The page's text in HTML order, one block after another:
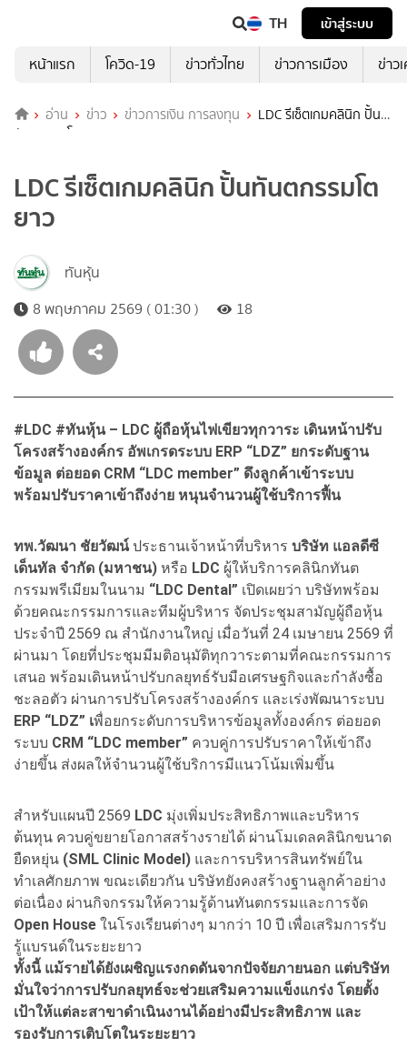
TH
เข้าสู่ระบบ
หน้าแรก
โควิด-19 ข่าวทั่วไทย ข่าวการเมือง ข่าว
อ่าน ข่าว ข่าวการเงิน การลงทุน
LDC รีเซ็ตเกมคลินิก ปั้น
ทันตกรรมโตยาว
LDC รีเซ็ตเกมคลินิก ปั้นทันตกรรมโต
ยาว
ทันหุ้น
8 พฤษภาคม 2569 ( 01:30 )
18
#LDC #ทันหุ้น – LDC ผู้ถือหุ้นไฟเขียวทุกวาระ เดินหน้าปรับ
โครงสร้างองค์กร อัพเกรดระบบ ERP “LDZ” ยกระดับฐาน
ข้อมูล ต่อยอด CRM “LDC member” ดึงลูกค้าเข้าระบบ
พร้อมปรับราคาเข้าถึงง่าย หนุนจำนวนผู้ใช้บริการฟื้น
ทพ.วัฒนา ชัยวัฒน์ประธานเจ้าหน้าที่บริหาร บริษัท แอลดีซี
เด็นทัล จำกัด (มหาชน) หรือ LDC ผู้ให้บริการคลินิกทันต
กรรมพรีเมียมในนาม “LDC Dental” เปิดเผยว่า บริษัทพร้อม
ด้วยคณะกรรมการและทีมผู้บริหาร จัดประชุมสามัญผู้ถือหุ้น
ประจำปี 2569 ณ สำนักงานใหญ่ เมื่อวันที่ 24 เมษายน 2569 ที่
ผ่านมา โดยที่ประชุมมีมติอนุมัติทุกวาระตามที่คณะกรรมการ
เสนอ พร้อมเดินหน้าปรับกลยุทธ์รับมือเศรษฐกิจและกำลังซื้อ
ชะลอตัว ผ่านการปรับโครงสร้างองค์กร และเร่งพัฒนาระบบ
ERP “LDZ” เพื่อยกระดับการบริหารข้อมูลทั้งองค์กร ต่อยอด
ระบบ CRM “LDC member” ควบคู่การปรับราคาให้เข้าถึง
ง่ายขึ้น ส่งผลให้จำนวนผู้ใช้บริการมีแนวโน้มเพิ่มขึ้น
สำหรับแผนปี 2569 LDC มุ่งเพิ่มประสิทธิภาพและบริหาร
ต้นทุน ควบคู่ขยายโอกาสสร้างรายได้ ผ่านโมเดลคลินิกขนาด
ยืดหยุ่น (SML Clinic Model) และการบริหารสินทรัพย์ใน
ทำเลศักยภาพ ขณะเดียวกัน บริษัทยังคงสร้างฐานลูกค้าอย่าง
ต่อเนื่อง ผ่านกิจกรรมให้ความรู้ด้านทันตกรรมและการจัด
Open House ในโรงเรียนต่างๆ มากว่า 10 ปี เพื่อเสริมการรับ
รู้แบรนด์ในระยะยาว
ทั้งนี้ แม้รายได้ยังเผชิญแรงกดดันจากปัจจัยภายนอก แต่บริษัท
มั่นใจว่าการปรับกลยุทธ์จะช่วยเสริมความแข็งแกร่ง โดยตั้ง
เป้าให้แต่ละสาขาดำเนินงานได้อย่างมีประสิทธิภาพ และ
รองรับการเติบโตในระยะยาว